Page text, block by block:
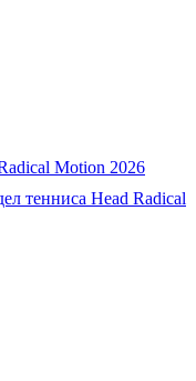
Motion 2026
тенниса Head Radical